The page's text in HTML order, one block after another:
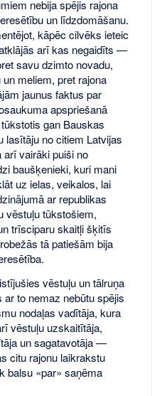
nebija spējis rajona
un līdzdomāšanu.
kāpēc cilvēks ieteic
arī kas negaidīts —
savu dzimto novadu,
meliem, pret rajona
jaunus faktus par
apspriešanā
gan Bauskas
lasītāju no citiem Latvijas
arī vairāki puiši no
baušķenieki, kuri mani
uz ielas, veikalos, lai
ar republikas
vēstuļu tūkstošiem,
trīsciparu skaitļi šķitīs
tā patiešām bija
vēstuļu un tālruņa
to nemaz nebūtu spējis
nodaļas vadītāja, kura
vēstuļu uzskaitītāja,
un sagatavotāja —
citu rajonu laikrakstu
balsu «par» saņēma